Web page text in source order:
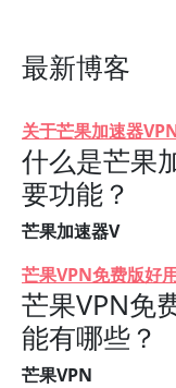
最新博客
关于芒果加速器
什么是芒果
要功能？
芒果加速器V
芒果VPN免费版好
芒果VPN免
能有哪些？
芒果VPN